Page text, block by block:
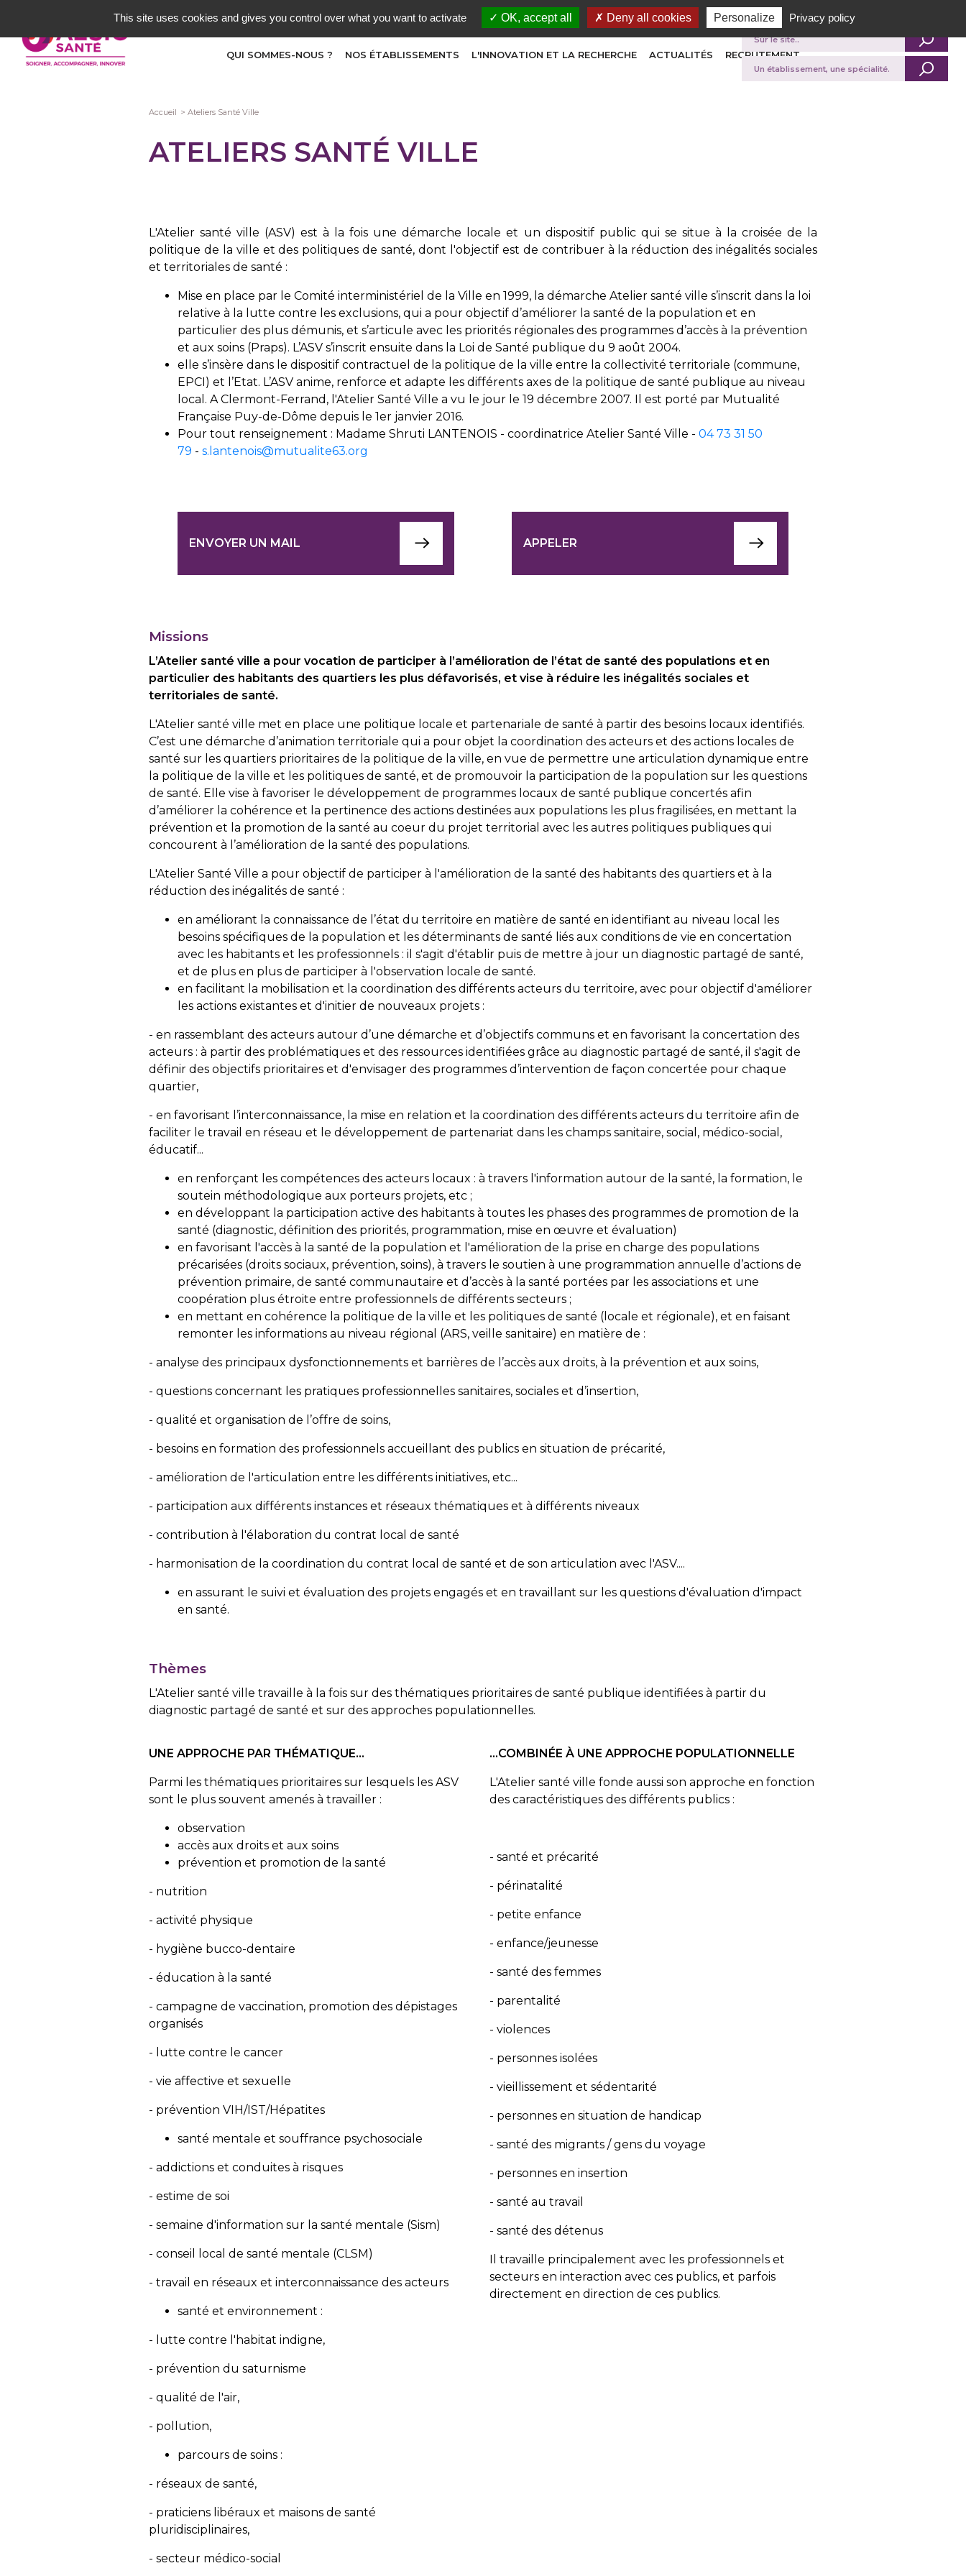
contenu
principal
QUI SOMMES-NOUS ? NOS ÉTABLISSEMENTS L'INNOVATION ET LA RECHERCHE ACTUALITÉS RECRUTEMENT
Je recherche
Fil
d'Ariane
Accueil Ateliers Santé Ville
ATELIERS SANTÉ VILLE
L'Atelier santé ville (ASV) est à la fois une démarche locale et un dispositif public qui se situe à la croisée de la
politique de la ville et des politiques de santé, dont l'objectif est de contribuer à la réduction des inégalités sociales
et territoriales de santé :
Mise en place par le Comité interministériel de la Ville en 1999, la démarche Atelier santé ville s’inscrit dans la loi
relative à la lutte contre les exclusions, qui a pour objectif d’améliorer la santé de la population et en
particulier des plus démunis, et s’articule avec les priorités régionales des programmes d’accès à la prévention
et aux soins (Praps). L’ASV s’inscrit ensuite dans la Loi de Santé publique du 9 août 2004.
elle s’insère dans le dispositif contractuel de la politique de la ville entre la collectivité territoriale (commune,
EPCI) et l’Etat. L’ASV anime, renforce et adapte les différents axes de la politique de santé publique au niveau
local. A Clermont-Ferrand, l'Atelier Santé Ville a vu le jour le 19 décembre 2007. Il est porté par Mutualité
Française Puy-de-Dôme depuis le 1er janvier 2016.
Pour tout renseignement : Madame Shruti LANTENOIS - coordinatrice Atelier Santé Ville - 04 73 31 50
79 - s.lantenois@mutualite63.org
ENVOYER UN MAIL APPELER
Missions
L’Atelier santé ville a pour vocation de participer à l’amélioration de l’état de santé des populations et en
particulier des habitants des quartiers les plus défavorisés, et vise à réduire les inégalités sociales et
territoriales de santé.
L'Atelier santé ville met en place une politique locale et partenariale de santé à partir des besoins locaux identifiés.
C’est une démarche d’animation territoriale qui a pour objet la coordination des acteurs et des actions locales de
santé sur les quartiers prioritaires de la politique de la ville, en vue de permettre une articulation dynamique entre
la politique de la ville et les politiques de santé, et de promouvoir la participation de la population sur les questions
de santé. Elle vise à favoriser le développement de programmes locaux de santé publique concertés afin
d’améliorer la cohérence et la pertinence des actions destinées aux populations les plus fragilisées, en mettant la
prévention et la promotion de la santé au coeur du projet territorial avec les autres politiques publiques qui
concourent à l’amélioration de la santé des populations.
L'Atelier Santé Ville a pour objectif de participer à l'amélioration de la santé des habitants des quartiers et à la
réduction des inégalités de santé :
en améliorant la connaissance de l’état du territoire en matière de santé en identifiant au niveau local les
besoins spécifiques de la population et les déterminants de santé liés aux conditions de vie en concertation
avec les habitants et les professionnels : il s'agit d'établir puis de mettre à jour un diagnostic partagé de santé,
et de plus en plus de participer à l'observation locale de santé.
en facilitant la mobilisation et la coordination des différents acteurs du territoire, avec pour objectif d'améliorer
les actions existantes et d'initier de nouveaux projets :
- en rassemblant des acteurs autour d’une démarche et d’objectifs communs et en favorisant la concertation des
acteurs : à partir des problématiques et des ressources identifiées grâce au diagnostic partagé de santé, il s'agit de
définir des objectifs prioritaires et d'envisager des programmes d’intervention de façon concertée pour chaque
quartier,
- en favorisant l’interconnaissance, la mise en relation et la coordination des différents acteurs du territoire afin de
faciliter le travail en réseau et le développement de partenariat dans les champs sanitaire, social, médico-social,
éducatif...
en renforçant les compétences des acteurs locaux : à travers l'information autour de la santé, la formation, le
soutein méthodologique aux porteurs projets, etc ;
en développant la participation active des habitants à toutes les phases des programmes de promotion de la
santé (diagnostic, définition des priorités, programmation, mise en œuvre et évaluation)
en favorisant l'accès à la santé de la population et l'amélioration de la prise en charge des populations
précarisées (droits sociaux, prévention, soins), à travers le soutien à une programmation annuelle d’actions de
prévention primaire, de santé communautaire et d’accès à la santé portées par les associations et une
coopération plus étroite entre professionnels de différents secteurs ;
en mettant en cohérence la politique de la ville et les politiques de santé (locale et régionale), et en faisant
remonter les informations au niveau régional (ARS, veille sanitaire) en matière de :
- analyse des principaux dysfonctionnements et barrières de l’accès aux droits, à la prévention et aux soins,
- questions concernant les pratiques professionnelles sanitaires, sociales et d’insertion,
- qualité et organisation de l’offre de soins,
- besoins en formation des professionnels accueillant des publics en situation de précarité,
- amélioration de l'articulation entre les différents initiatives, etc...
- participation aux différents instances et réseaux thématiques et à différents niveaux
- contribution à l'élaboration du contrat local de santé
- harmonisation de la coordination du contrat local de santé et de son articulation avec l'ASV....
en assurant le suivi et évaluation des projets engagés et en travaillant sur les questions d'évaluation d'impact
en santé.
Thèmes
L'Atelier santé ville travaille à la fois sur des thématiques prioritaires de santé publique identifiées à partir du
diagnostic partagé de santé et sur des approches populationnelles.
UNE APPROCHE PAR THÉMATIQUE...
Parmi les thématiques prioritaires sur lesquels les ASV
sont le plus souvent amenés à travailler :
observation
accès aux droits et aux soins
prévention et promotion de la santé
- nutrition
- activité physique
- hygiène bucco-dentaire
- éducation à la santé
- campagne de vaccination, promotion des dépistages
organisés
- lutte contre le cancer
- vie affective et sexuelle
- prévention VIH/IST/Hépatites
santé mentale et souffrance psychosociale
- addictions et conduites à risques
- estime de soi
- semaine d'information sur la santé mentale (Sism)
- conseil local de santé mentale (CLSM)
- travail en réseaux et interconnaissance des acteurs
santé et environnement :
- lutte contre l'habitat indigne,
- prévention du saturnisme
- qualité de l'air,
- pollution,
parcours de soins :
- réseaux de santé,
- praticiens libéraux et maisons de santé
pluridisciplinaires,
- secteur médico-social
...COMBINÉE À UNE APPROCHE POPULATIONNELLE
L'Atelier santé ville fonde aussi son approche en fonction
des caractéristiques des différents publics :
- santé et précarité
- périnatalité
- petite enfance
- enfance/jeunesse
- santé des femmes
- parentalité
- violences
- personnes isolées
- vieillissement et sédentarité
- personnes en situation de handicap
- santé des migrants / gens du voyage
- personnes en insertion
- santé au travail
- santé des détenus
Il travaille principalement avec les professionnels et
secteurs en interaction avec ces publics, et parfois
directement en direction de ces publics.
This site uses cookies and gives you control over what you want to activate OK, accept all Deny all cookies Personalize Privacy policy